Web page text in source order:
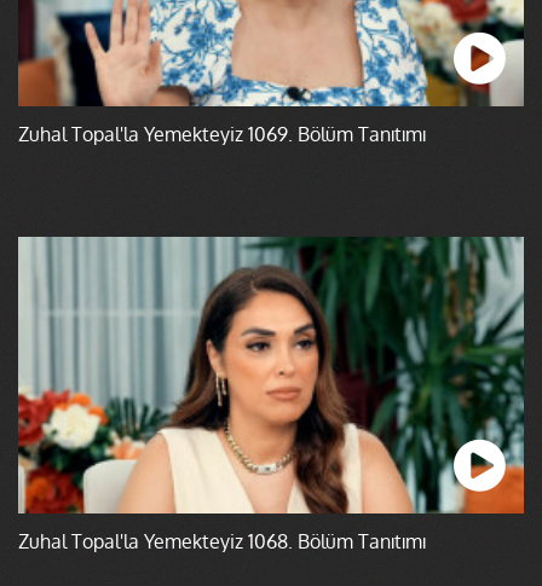
Zuhal Topal'la Yemekteyiz 1069. Bölüm Tanıtımı
Zuhal Topal'la Yemekteyiz 1068. Bölüm Tanıtımı